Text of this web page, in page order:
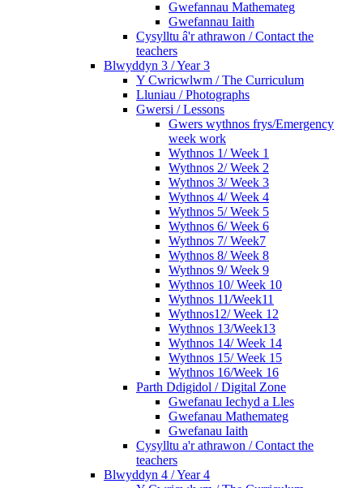
Gwefannau Mathemateg
Gwefannau Iaith
Cysylltu â'r athrawon / Contact the
teachers
Blwyddyn 3 / Year 3
Y Cwricwlwm / The Curriculum
Lluniau / Photographs
Gwersi / Lessons
Gwers wythnos frys/Emergency
week work
Wythnos 1/ Week 1
Wythnos 2/ Week 2
Wythnos 3/ Week 3
Wythnos 4/ Week 4
Wythnos 5/ Week 5
Wythnos 6/ Week 6
Wythnos 7/ Week7
Wythnos 8/ Week 8
Wythnos 9/ Week 9
Wythnos 10/ Week 10
Wythnos 11/Week11
Wythnos12/ Week 12
Wythnos 13/Week13
Wythnos 14/ Week 14
Wythnos 15/ Week 15
Wythnos 16/Week 16
Parth Ddigidol / Digital Zone
Gwefanau Iechyd a Lles
Gwefanau Mathemateg
Gwefanau Iaith
Cysylltu a'r athrawon / Contact the
teachers
Blwyddyn 4 / Year 4